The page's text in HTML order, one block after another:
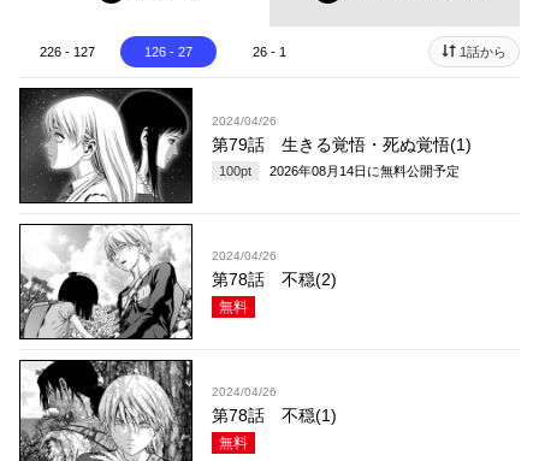
226 - 127 126 - 27 26 - 1 1話から
2024/04/26
第79話 生きる覚悟・死ぬ覚悟(1)
100pt 2026年08月14日 に無料公開予定
2024/04/26
第78話 不穏(2)
無料
2024/04/26
第78話 不穏(1)
無料